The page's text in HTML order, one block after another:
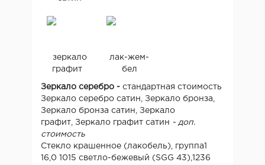
зеркало
графит
лак-жем-
бел
Зеркало серебро - стандартная стоимость
Зеркало серебро сатин, Зеркало бронза,
Зеркало бронза сатин, Зеркало
графит, Зеркало графит сатин - доп.
стоимость
Стекло крашенное (лакобель), группа1
16,0 1015 светло-бежевый (SGG 43),1236